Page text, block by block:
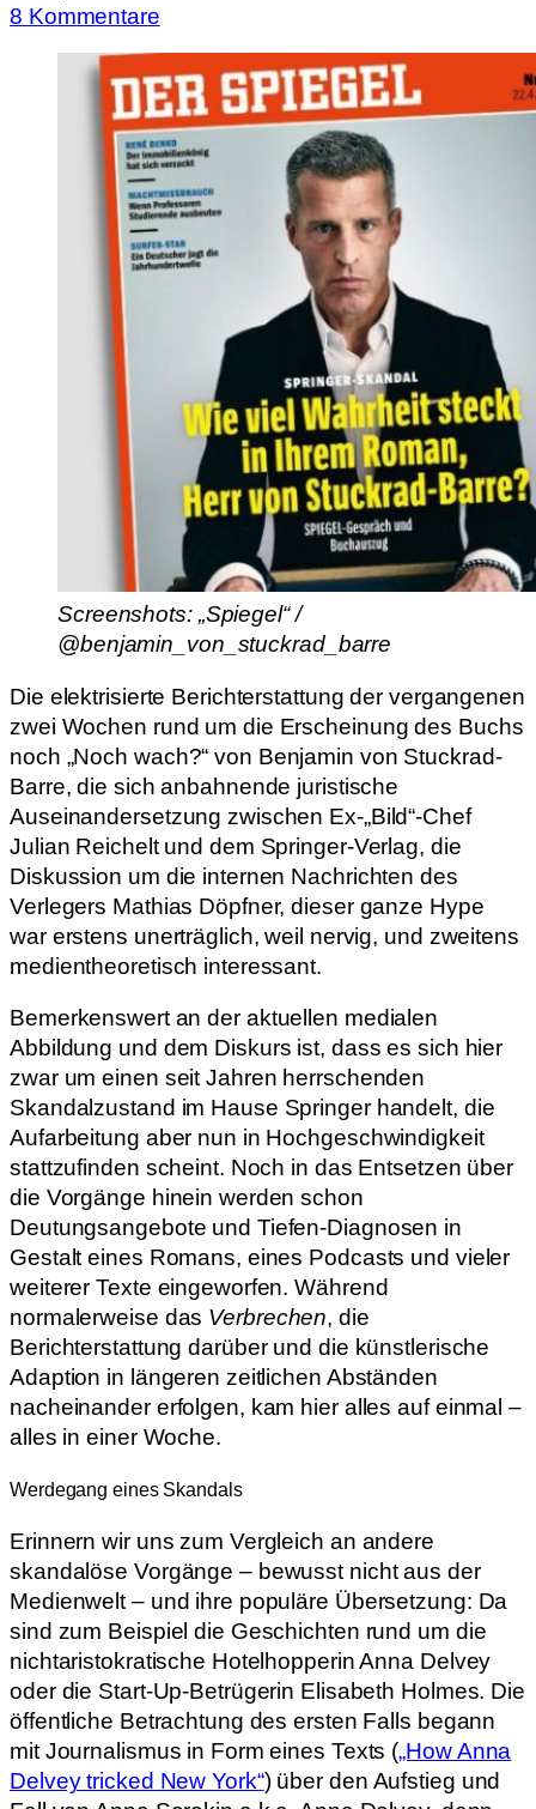
8 Kommentare
Screenshots: „Spiegel“ /
@benjamin_von_stuckrad_barre
Die elektrisierte Berichterstattung der vergangenen
zwei Wochen rund um die Erscheinung des Buchs
noch „Noch wach?“ von Benjamin von Stuckrad-
Barre, die sich anbahnende juristische
Auseinandersetzung zwischen Ex-„Bild“-Chef
Julian Reichelt und dem Springer-Verlag, die
Diskussion um die internen Nachrichten des
Verlegers Mathias Döpfner, dieser ganze Hype
war erstens unerträglich, weil nervig, und zweitens
medientheoretisch interessant.
Bemerkenswert an der aktuellen medialen
Abbildung und dem Diskurs ist, dass es sich hier
zwar um einen seit Jahren herrschenden
Skandalzustand im Hause Springer handelt, die
Aufarbeitung aber nun in Hochgeschwindigkeit
stattzufinden scheint. Noch in das Entsetzen über
die Vorgänge hinein werden schon
Deutungsangebote und Tiefen-Diagnosen in
Gestalt eines Romans, eines Podcasts und vieler
weiterer Texte eingeworfen. Während
normalerweise das Verbrechen, die
Berichterstattung darüber und die künstlerische
Adaption in längeren zeitlichen Abständen
nacheinander erfolgen, kam hier alles auf einmal –
alles in einer Woche.
Werdegang eines Skandals
Erinnern wir uns zum Vergleich an andere
skandalöse Vorgänge – bewusst nicht aus der
Medienwelt – und ihre populäre Übersetzung: Da
sind zum Beispiel die Geschichten rund um die
nichtaristokratische Hotelhopperin Anna Delvey
oder die Start-Up-Betrügerin Elisabeth Holmes. Die
öffentliche Betrachtung des ersten Falls begann
mit Journalismus in Form eines Texts („How Anna
Delvey tricked New York“) über den Aufstieg und